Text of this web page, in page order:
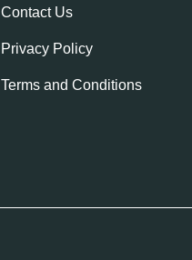
Contact Us
Privacy Policy
Terms and Conditions